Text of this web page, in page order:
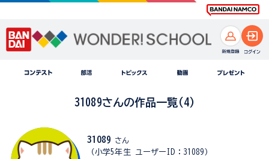
31089さんの作品一覧(4)
31089 さん
（小学5年生 ユーザーID：31089）